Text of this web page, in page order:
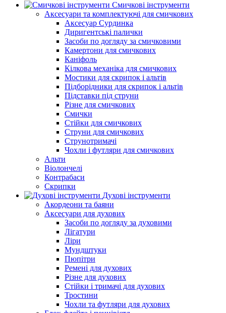
Смичкові інструменти
Аксесуари та комплектуючі для смичкових
Аксесуар Сурдинка
Диригентські палички
Засоби по догляду за смичковими
Камертони для смичкових
Каніфоль
Кілкова механіка для смичкових
Мостики для скрипок і альтів
Підборiдники для скрипок і альтів
Підставки під струни
Різне для смичкових
Смички
Стійки для смичкових
Струни для смичкових
Струнотримачі
Чохли і футляри для смичкових
Альти
Віолончелі
Контрабаси
Скрипки
Духові інструменти
Акордеони та баяни
Аксесуари для духових
Засоби по догляду за духовими
Лігатури
Ліри
Мундштуки
Пюпітри
Ремені для духових
Різне для духових
Стійки і тримачі для духових
Тростини
Чохли та футляри для духових